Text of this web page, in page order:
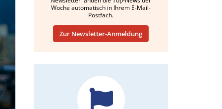
Woche automatisch in Ihrem E-Mail-
Postfach.
Zur Newsletter-Anmeldung